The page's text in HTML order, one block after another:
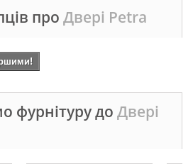
про Двері Petra
фурнітуру до Двері